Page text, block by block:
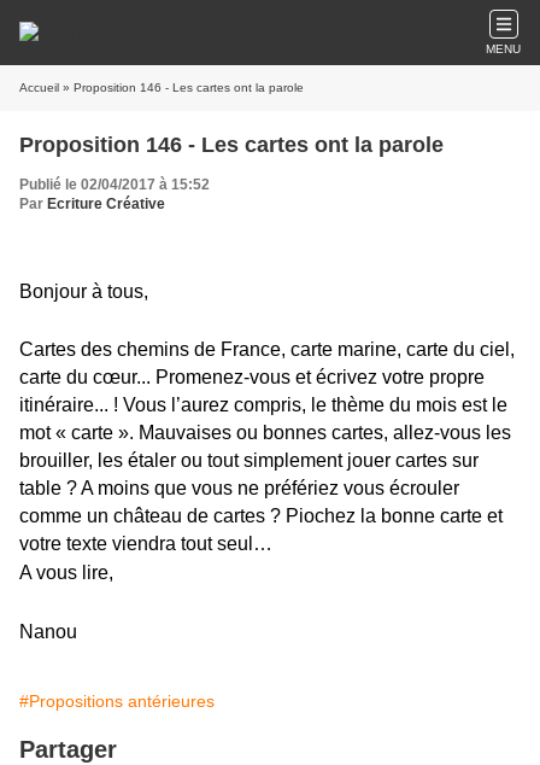
MENU
Accueil » Proposition 146 - Les cartes ont la parole
Proposition 146 - Les cartes ont la parole
Publié le 02/04/2017 à 15:52
Par Ecriture Créative
Bonjour à tous,
Cartes des chemins de France, carte marine, carte du ciel,
carte du cœur... Promenez-vous et écrivez votre propre
itinéraire... ! Vous l’aurez compris, le thème du mois est le
mot « carte ». Mauvaises ou bonnes cartes, allez-vous les
brouiller, les étaler ou tout simplement jouer cartes sur
table ? A moins que vous ne préfériez vous écrouler
comme un château de cartes ? Piochez la bonne carte et
votre texte viendra tout seul…
A vous lire,
Nanou
#Propositions antérieures
Partager